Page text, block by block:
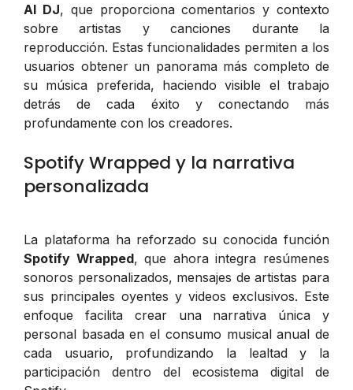
AI DJ, que proporciona comentarios y contexto
sobre artistas y canciones durante la
reproducción. Estas funcionalidades permiten a los
usuarios obtener un panorama más completo de
su música preferida, haciendo visible el trabajo
detrás de cada éxito y conectando más
profundamente con los creadores.
Spotify Wrapped y la narrativa
personalizada
La plataforma ha reforzado su conocida función
Spotify Wrapped, que ahora integra resúmenes
sonoros personalizados, mensajes de artistas para
sus principales oyentes y videos exclusivos. Este
enfoque facilita crear una narrativa única y
personal basada en el consumo musical anual de
cada usuario, profundizando la lealtad y la
participación dentro del ecosistema digital de